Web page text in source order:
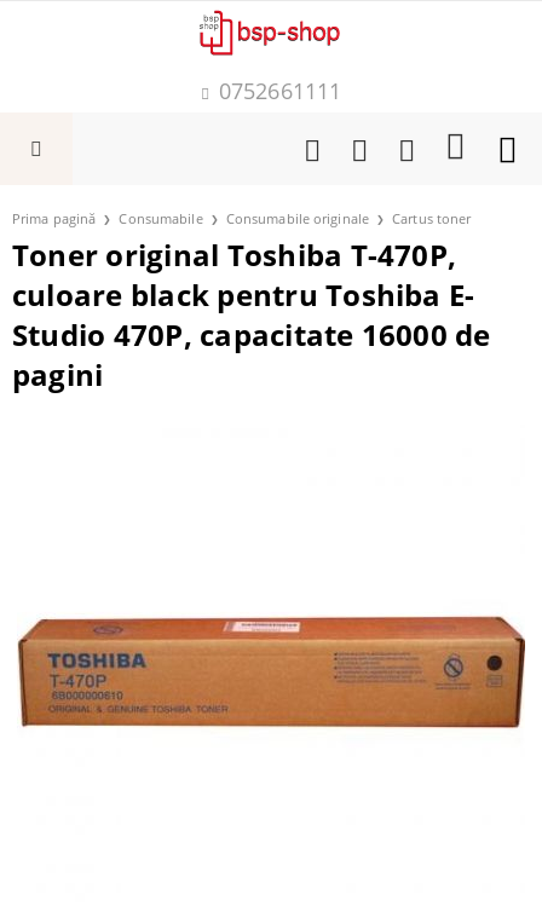
0752661111
Prima pagină Consumabile Consumabile originale Cartus toner
Toner original Toshiba T-470P,
culoare black pentru Toshiba E-
Studio 470P, capacitate 16000 de
pagini